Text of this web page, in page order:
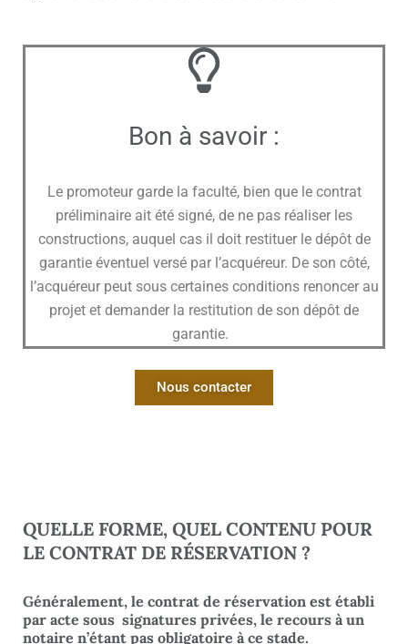
Bon à savoir :
Le promoteur garde la faculté, bien que le contrat
préliminaire ait été signé, de ne pas réaliser les
constructions, auquel cas il doit restituer le dépôt de
garantie éventuel versé par l’acquéreur. De son côté,
l’acquéreur peut sous certaines conditions renoncer au
projet et demander la restitution de son dépôt de
garantie.
Nous contacter
QUELLE FORME, QUEL CONTENU POUR
LE CONTRAT DE RÉSERVATION ?
Généralement, le contrat de réservation est établi
par acte sous signatures privées, le recours à un
notaire n’étant pas obligatoire à ce stade.